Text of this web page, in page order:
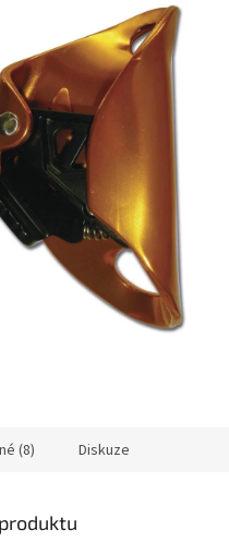
(8) Diskuze